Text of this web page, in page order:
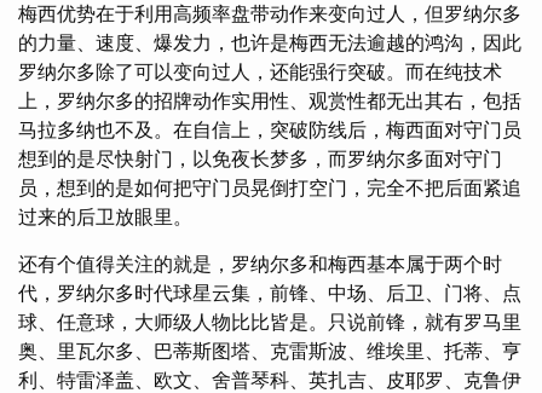
梅西优势在于利用高频率盘带动作来变向过人，但罗纳尔多
的力量、速度、爆发力，也许是梅西无法逾越的鸿沟，因此
罗纳尔多除了可以变向过人，还能强行突破。而在纯技术
上，罗纳尔多的招牌动作实用性、观赏性都无出其右，包括
马拉多纳也不及。在自信上，突破防线后，梅西面对守门员
想到的是尽快射门，以免夜长梦多，而罗纳尔多面对守门
员，想到的是如何把守门员晃倒打空门，完全不把后面紧追
过来的后卫放眼里。
还有个值得关注的就是，罗纳尔多和梅西基本属于两个时
代，罗纳尔多时代球星云集，前锋、中场、后卫、门将、点
球、任意球，大师级人物比比皆是。只说前锋，就有罗马里
奥、里瓦尔多、巴蒂斯图塔、克雷斯波、维埃里、托蒂、亨
利、特雷泽盖、欧文、舍普琴科、英扎吉、皮耶罗、克鲁伊